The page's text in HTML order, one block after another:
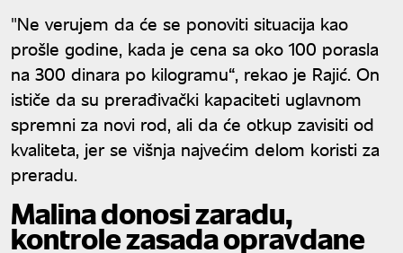
"Ne verujem da će se ponoviti situacija kao
prošle godine, kada je cena sa oko 100 porasla
na 300 dinara po kilogramu“, rekao je Rajić. On
ističe da su prerađivački kapaciteti uglavnom
spremni za novi rod, ali da će otkup zavisiti od
kvaliteta, jer se višnja najvećim delom koristi za
preradu.
Malina donosi zaradu,
kontrole zasada opravdane